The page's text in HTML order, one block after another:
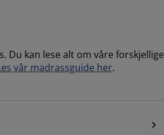
Du kan lese alt om våre forskjellige
vår madrassguide her.